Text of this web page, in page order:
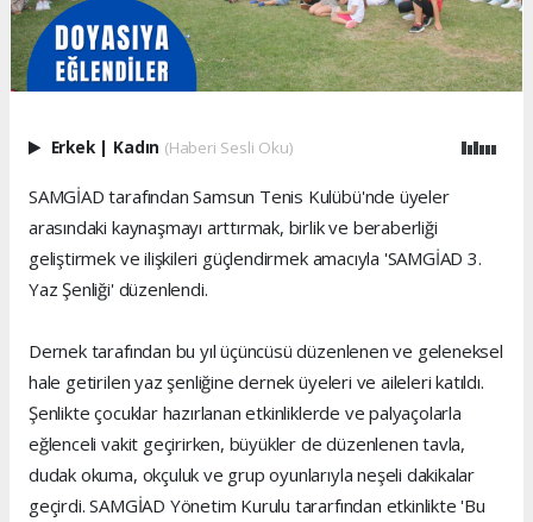
Erkek | Kadın (Haberi Sesli Oku)
SAMGİAD tarafından Samsun Tenis Kulübü'nde üyeler
arasındaki kaynaşmayı arttırmak, birlik ve beraberliği
geliştirmek ve ilişkileri güçlendirmek amacıyla 'SAMGİAD 3.
Yaz Şenliği' düzenlendi.
Dernek tarafından bu yıl üçüncüsü düzenlenen ve geleneksel
hale getirilen yaz şenliğine dernek üyeleri ve aileleri katıldı.
Şenlikte çocuklar hazırlanan etkinliklerde ve palyaçolarla
eğlenceli vakit geçirirken, büyükler de düzenlenen tavla,
dudak okuma, okçuluk ve grup oyunlarıyla neşeli dakikalar
geçirdi. SAMGİAD Yönetim Kurulu tararfından etkinlikte 'Bu